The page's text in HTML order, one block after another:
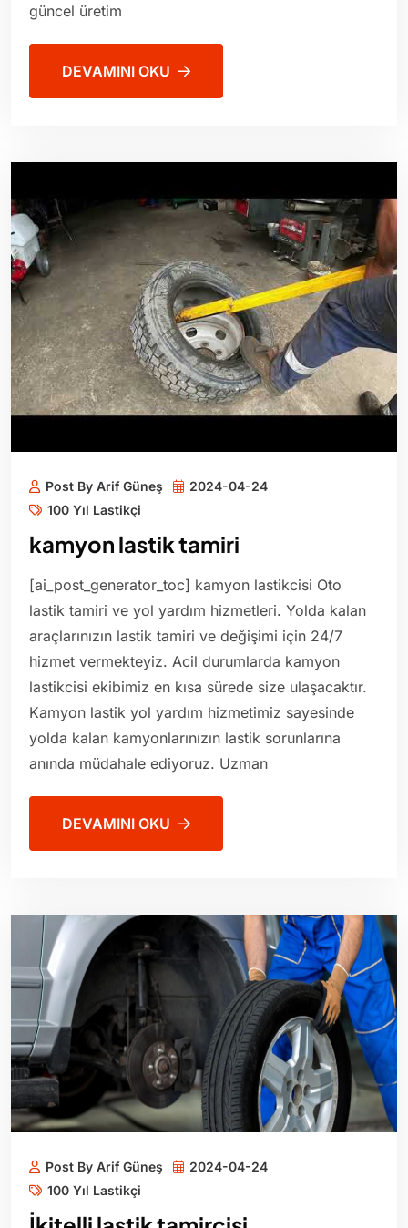
güncel üretim
DEVAMINI OKU
Post By Arif Güneş
2024-04-24
100 Yıl Lastikçi
kamyon lastik tamiri
[ai_post_generator_toc] kamyon lastikcisi Oto
lastik tamiri ve yol yardım hizmetleri. Yolda kalan
araçlarınızın lastik tamiri ve değişimi için 24/7
hizmet vermekteyiz. Acil durumlarda kamyon
lastikcisi ekibimiz en kısa sürede size ulaşacaktır.
Kamyon lastik yol yardım hizmetimiz sayesinde
yolda kalan kamyonlarınızın lastik sorunlarına
anında müdahale ediyoruz. Uzman
DEVAMINI OKU
Post By Arif Güneş
2024-04-24
100 Yıl Lastikçi